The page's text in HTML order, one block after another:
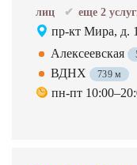
лиц
еще 2
пр-кт Мира, д.
Алексеевская
ВДНХ 739 м
пн-пт